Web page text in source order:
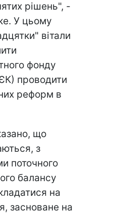
рішень", -
У цьому
вітали
фонду
проводити
реформ в
що
з
поточного
балансу
на
засноване на